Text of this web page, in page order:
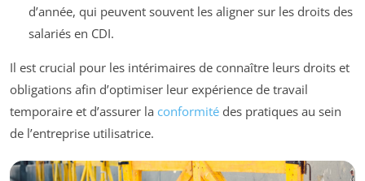
d’année, qui peuvent souvent les aligner sur les droits des
salariés en CDI.
Il est crucial pour les intérimaires de connaître leurs droits et
obligations afin d’optimiser leur expérience de travail
temporaire et d’assurer la conformité des pratiques au sein
de l’entreprise utilisatrice.